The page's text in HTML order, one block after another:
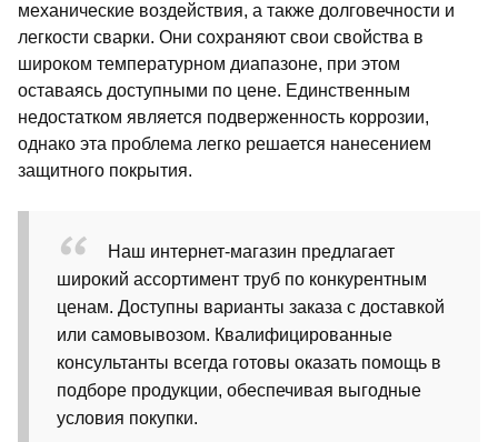
механические воздействия, а также долговечности и
легкости сварки. Они сохраняют свои свойства в
широком температурном диапазоне, при этом
оставаясь доступными по цене. Единственным
недостатком является подверженность коррозии,
однако эта проблема легко решается нанесением
защитного покрытия.
Наш интернет-магазин предлагает
широкий ассортимент труб по конкурентным
ценам. Доступны варианты заказа с доставкой
или самовывозом. Квалифицированные
консультанты всегда готовы оказать помощь в
подборе продукции, обеспечивая выгодные
условия покупки.